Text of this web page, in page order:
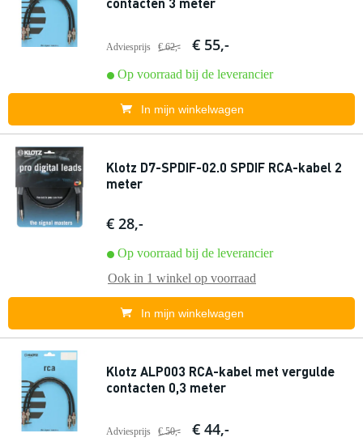
Adviesprijs € 62,- € 55,-
Op voorraad bij de leverancier
In mijn winkelwagen
Klotz D7-SPDIF-02.0 SPDIF RCA-kabel 2
meter
€ 28,-
Op voorraad bij de leverancier
Ook in 1 winkel op voorraad
In mijn winkelwagen
Klotz ALP003 RCA-kabel met vergulde
contacten 0,3 meter
Adviesprijs € 50,- € 44,-